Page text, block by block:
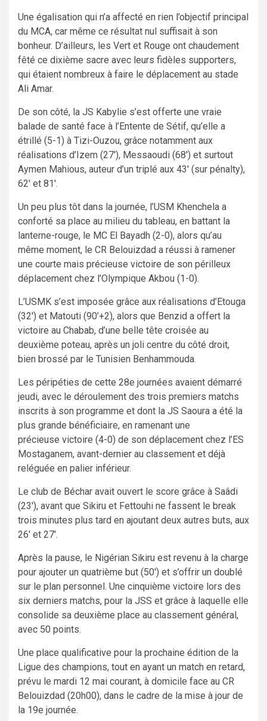
Une égalisation qui n’a affecté en rien l’objectif principal
du MCA, car même ce résultat nul suffisait à son
bonheur. D’ailleurs, les Vert et Rouge ont chaudement
fêté ce dixième sacre avec leurs fidèles supporters,
qui étaient nombreux à faire le déplacement au stade
Ali Amar.
De son côté, la JS Kabylie s’est offerte une vraie
balade de santé face à l’Entente de Sétif, qu’elle a
étrillé (5-1) à Tizi-Ouzou, grâce notamment aux
réalisations d’Izem (27′), Messaoudi (68′) et surtout
Aymen Mahious, auteur d’un triplé aux 43′ (sur pénalty),
62′ et 81′.
Un peu plus tôt dans la journée, l’USM Khenchela a
conforté sa place au milieu du tableau, en battant la
lanterne-rouge, le MC El Bayadh (2-0), alors qu’au
même moment, le CR Belouizdad a réussi à ramener
une courte mais précieuse victoire de son périlleux
déplacement chez l’Olympique Akbou (1-0).
L’USMK s’est imposée grâce aux réalisations d’Etouga
(32′) et Matouti (90’+2), alors que Benzid a offert la
victoire au Chabab, d’une belle tête croisée au
deuxième poteau, après un joli centre du côté droit,
bien brossé par le Tunisien Benhammouda.
Les péripéties de cette 28e journées avaient démarré
jeudi, avec le déroulement des trois premiers matchs
inscrits à son programme et dont la JS Saoura a été la
plus grande bénéficiaire, en ramenant une
précieuse victoire (4-0) de son déplacement chez l’ES
Mostaganem, avant-dernier au classement et déjà
reléguée en palier inférieur.
Le club de Béchar avait ouvert le score grâce à Saâdi
(23′), avant que Sikiru et Fettouhi ne fassent le break
trois minutes plus tard en ajoutant deux autres buts, aux
26′ et 27′.
Après la pause, le Nigérian Sikiru est revenu à la charge
pour ajouter un quatrième but (50′) et s’offrir un doublé
sur le plan personnel. Une cinquième victoire lors des
six derniers matchs, pour la JSS et grâce à laquelle elle
consolide sa deuxième place au classement général,
avec 50 points.
Une place qualificative pour la prochaine édition de la
Ligue des champions, tout en ayant un match en retard,
prévu le mardi 12 mai courant, à domicile face au CR
Belouizdad (20h00), dans le cadre de la mise à jour de
la 19e journée.